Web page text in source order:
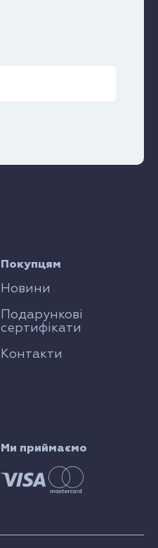
Покупцям
Новини
Подарункові
сертифікати
Контакти
Ми приймаємо